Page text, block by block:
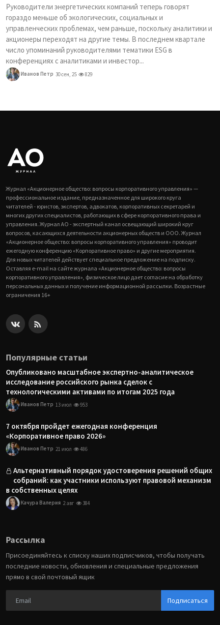
Руководители энергетических компаний теперь говорят
гораздо меньше об экологических, социальных и
управленческих проблемах, чем раньше, поскольку аналитики и
акционеры переходят на другие темы. В последнем квартале
число упоминаний руководителями тематики ESG в
конференциях с аналитиками и инвестор...
Иванов Петр 30 сен, 25 829
Журнал «Акционерное общество: вопросы корпоративного управления» —
профессиональное издание, предназначенное для широкого круга
читателей - юристов, экспертов, адвокатов, корпоративных секретарей и
многих других специалистов, работающих в сфере корпоративного права и
управления. Журнал АО - экспертный канал освещающий широкий круг
вопросов, касающихся деятельности акционерных обществ и ООО. Журнал
«Акционерное общество: вопросы корпоративного управления» проводит
ежегодную конференцию «Корпоративное право» и другие мероприятия.
Для новых читателей действует специальное предложение на подписку.
Оставляя e-mail на сайте журнала «Акционерное общество: вопросы
корпоративного управления», физическое лицо дает согласие на обработку
персональных данных и получение информационной рассылки. Возрастные
ограничения 16+
Популярные статьи
Опубликовано масштабное экспертно-аналитическое
исследование российского рынка сделок с
технологическими активами по итогам 2025 года
Иванов Петр 13 июл 953
7 октября пройдет ежегодная конференция
«Корпоративное право 2026»
Иванов Петр 21 июл 486
Альтернативный порядок удостоверения решений общих
собраний: как участники используют правовой механизм
в собственных целях
Качура Валерия 2 авг 384
Рассылка
Присоединяйтесь к списку наших подписчиков, чтобы получать
последние новости, обновления и специальные предложения
прямо в свой почтовый ящик
Подписаться